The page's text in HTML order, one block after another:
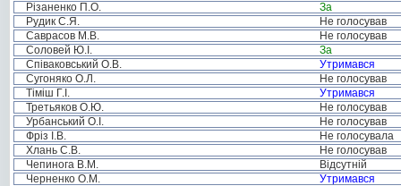
Різаненко П.О.
За
Рудик С.Я.
Не голосував
Саврасов М.В.
Не голосував
Соловей Ю.І.
За
Співаковський О.В.
Утримався
Сугоняко О.Л.
Не голосував
Тіміш Г.І.
Утримався
Третьяков О.Ю.
Не голосував
Урбанський О.І.
Не голосував
Фріз І.В.
Не голосувала
Хлань С.В.
Не голосував
Чепинога В.М.
Відсутній
Черненко О.М.
Утримався